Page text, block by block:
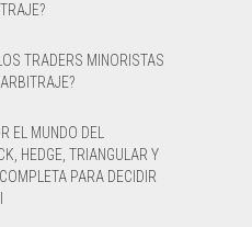
TRADERS MINORISTAS
EL MUNDO DEL
HEDGE, TRIANGULAR Y
PARA DECIDIR